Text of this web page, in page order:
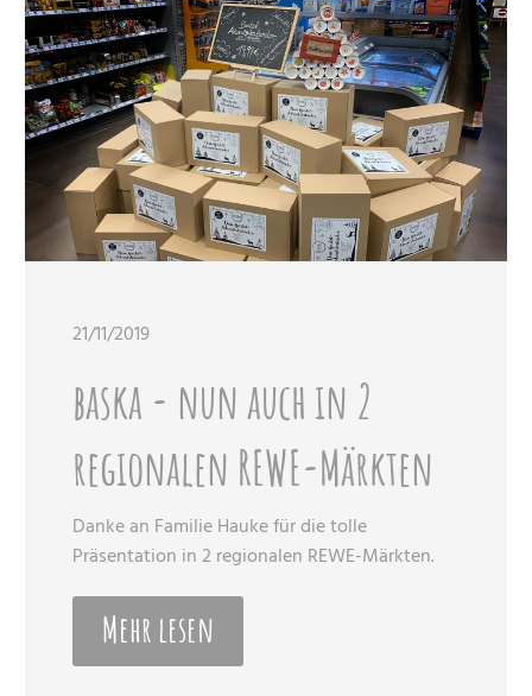
21/11/2019
baska - nun auch in 2
regionalen REWE-Märkten
Danke an Familie Hauke für die tolle
Präsentation in 2 regionalen REWE-Märkten.
Mehr lesen